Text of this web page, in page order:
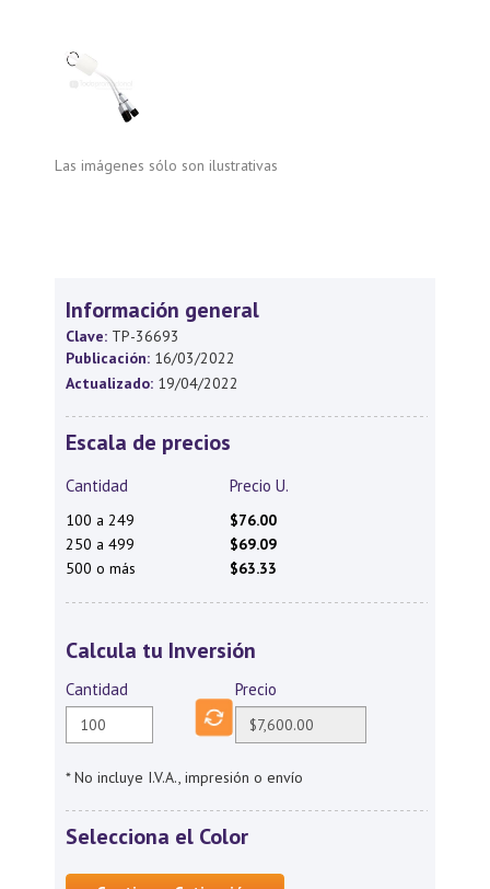
Las imágenes sólo son ilustrativas
Información general
Clave: TP-36693
Publicación: 16/03/2022
Actualizado: 19/04/2022
Escala de precios
Cantidad Precio U.
100 a 249
$76.00
250 a 499
$69.09
500 o más
$63.33
Calcula tu Inversión
Cantidad Precio
* No incluye I.V.A., impresión o envío
Selecciona el Color